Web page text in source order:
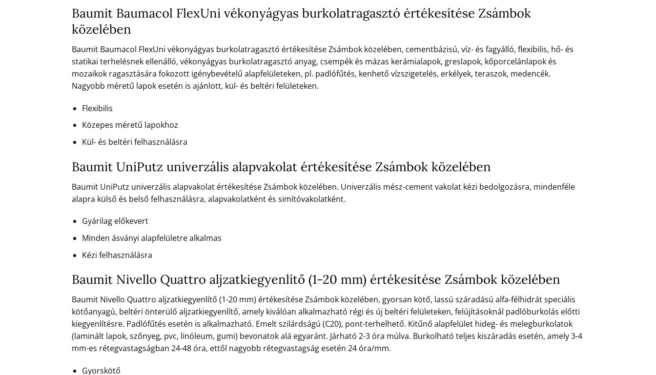
Baumit Baumacol FlexUni vékonyágyas burkolatragasztó értékesítése Zsámbok
közelében
Baumit Baumacol FlexUni vékonyágyas burkolatragasztó értékesítése Zsámbok közelében, cementbázisú, víz- és fagyálló, flexibilis, hő- és
statikai terhelésnek ellenálló, vékonyágyas burkolatragasztó anyag, csempék és mázas kerámialapok, greslapok, kőporcelánlapok és
mozaikok ragasztására fokozott igénybevételű alapfelületeken, pl. padlófűtés, kenhető vízszigetelés, erkélyek, teraszok, medencék.
Nagyobb méretű lapok esetén is ajánlott, kül- és beltéri felületeken.
Flexibilis
Közepes méretű lapokhoz
Kül- és beltéri felhasználásra
Baumit UniPutz univerzális alapvakolat értékesítése Zsámbok közelében
Baumit UniPutz univerzális alapvakolat értékesítése Zsámbok közelében. Univerzális mész-cement vakolat kézi bedolgozásra, mindenféle
alapra külső és belső felhasználásra, alapvakolatként és simítóvakolatként.
Gyárilag előkevert
Minden ásványi alapfelületre alkalmas
Kézi felhasználásra
Baumit Nivello Quattro aljzatkiegyenlítő (1-20 mm) értékesítése Zsámbok közelében
Baumit Nivello Quattro aljzatkiegyenlítő (1-20 mm) értékesítése Zsámbok közelében, gyorsan kötő, lassú száradású alfa-félhidrát speciális
kötőanyagú, beltéri önterülő aljzatkiegyenlítő, amely kiválóan alkalmazható régi és új beltéri felületeken, felújításoknál padlóburkolás előtti
kiegyenlítésre. Padlófűtés esetén is alkalmazható. Emelt szilárdságú (C20), pont-terhelhető. Kitűnő alapfelület hideg- és melegburkolatok
(laminált lapok, szőnyeg, pvc, linóleum, gumi) bevonatok alá egyaránt. Járható 2-3 óra múlva. Burkolható teljes kiszáradás esetén, amely 3-4
mm-es rétegvastagságban 24-48 óra, ettől nagyobb rétegvastagság esetén 24 óra/mm.
Gyorskötő